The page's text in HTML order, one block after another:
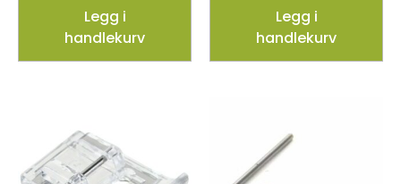
Legg i
handlekurv
Legg i
handlekurv